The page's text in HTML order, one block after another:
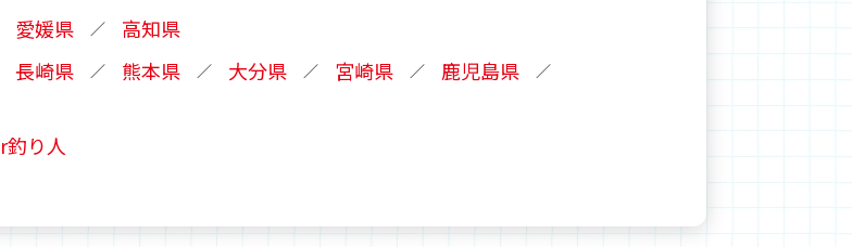
愛媛県 高知県
長崎県 熊本県 大分県 宮崎県
鹿児島県
り人